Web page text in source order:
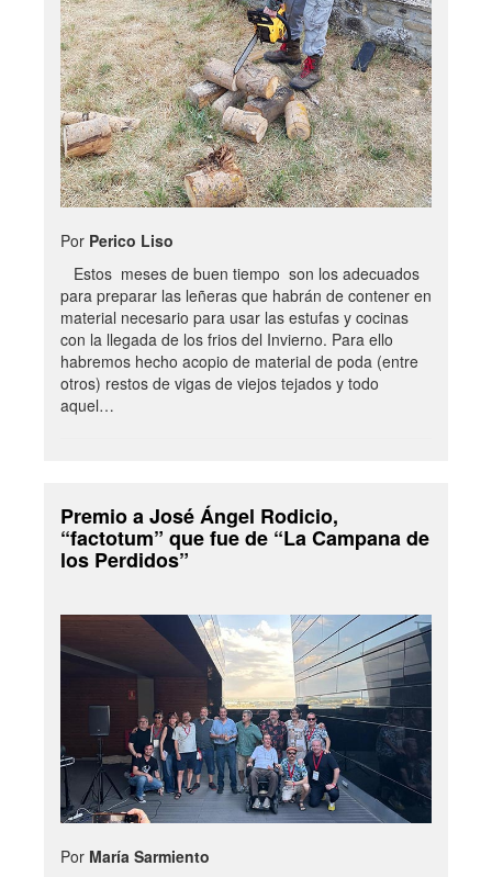
Por Perico Liso
Estos meses de buen tiempo son los adecuados
para preparar las leñeras que habrán de contener en
material necesario para usar las estufas y cocinas
con la llegada de los frios del Invierno. Para ello
habremos hecho acopio de material de poda (entre
otros) restos de vigas de viejos tejados y todo
aquel…
Premio a José Ángel Rodicio,
“factotum” que fue de “La Campana de
los Perdidos”
Por María Sarmiento